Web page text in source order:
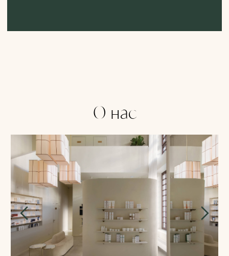
О нас
ICOONE®
Подробнее